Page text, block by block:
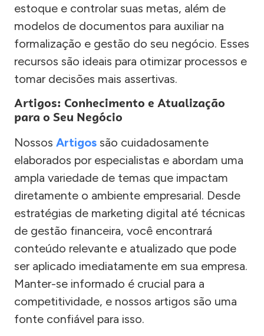
estoque e controlar suas metas, além de
modelos de documentos para auxiliar na
formalização e gestão do seu negócio. Esses
recursos são ideais para otimizar processos e
tomar decisões mais assertivas.
Artigos: Conhecimento e Atualização
para o Seu Negócio
Nossos Artigos são cuidadosamente
elaborados por especialistas e abordam uma
ampla variedade de temas que impactam
diretamente o ambiente empresarial. Desde
estratégias de marketing digital até técnicas
de gestão financeira, você encontrará
conteúdo relevante e atualizado que pode
ser aplicado imediatamente em sua empresa.
Manter-se informado é crucial para a
competitividade, e nossos artigos são uma
fonte confiável para isso.